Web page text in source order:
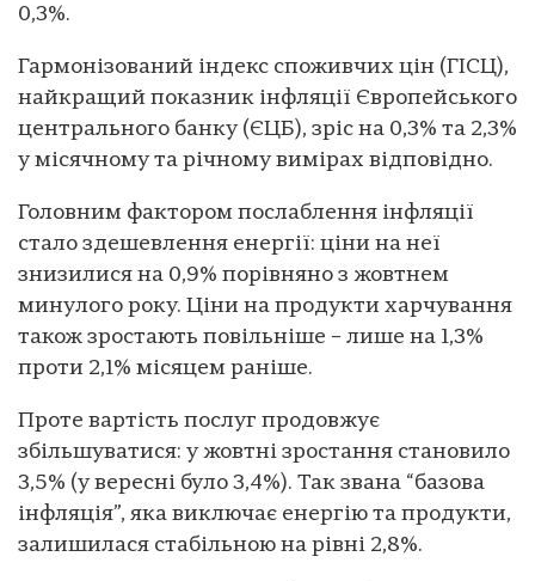
0,3%.
Гармонізований індекс споживчих цін (ГІСЦ),
найкращий показник інфляції Європейського
центрального банку (ЄЦБ), зріс на 0,3% та 2,3%
у місячному та річному вимірах відповідно.
Головним фактором послаблення інфляції
стало здешевлення енергії: ціни на неї
знизилися на 0,9% порівняно з жовтнем
минулого року. Ціни на продукти харчування
також зростають повільніше – лише на 1,3%
проти 2,1% місяцем раніше.
Проте вартість послуг продовжує
збільшуватися: у жовтні зростання становило
3,5% (у вересні було 3,4%). Так звана “базова
інфляція”, яка виключає енергію та продукти,
залишилася стабільною на рівні 2,8%.